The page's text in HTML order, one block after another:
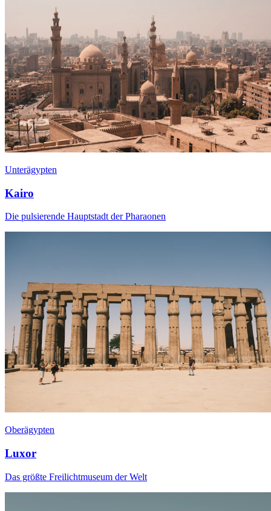
Unterägypten
Kairo
Die pulsierende Hauptstadt der Pharaonen
Oberägypten
Luxor
Das größte Freilichtmuseum der Welt